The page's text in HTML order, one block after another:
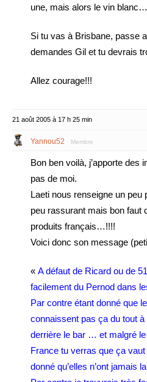
une, mais alors le vin
Si tu vas à Brisbane, passe
demandes Gil et tu devrais
Allez courage!!!
21 août 2005 à 17 h 25 min
Yannou52 Membre
Bon ben voilà, j’apporte des
pas de moi.
Laeti nous renseigne un peu
peu rassurant mais bon
produits français…!!!!
Voici donc son message
« A défaut de Ricard ou de
facilement du Pernod dans
Par contre étant donné que
connaissent pas ça du tout
derrière le bar … et malgré le
France tu verras que ça
donné qu’elles n’ont jamais